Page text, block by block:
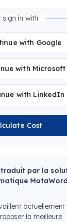
sign in with
with Google
with Microsoft
with LinkedIn
Cost
par la
MotaWord
actuellement
la meilleure